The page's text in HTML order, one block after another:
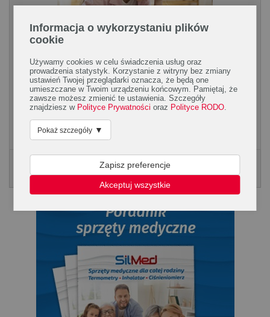
Początki alergii u dzieci
Rodzice często lekceważą pierwsze objawy alergii u
najmłodszych dzieci. Gdy na ich policzkach pojawiają się
zaczerwienienia, grudkowe zmiany, może oznaczać, że...
Poradnik Silmed
Informacja o wykorzystaniu plików
cookie
Używamy cookies w celu świadczenia usług oraz
prowadzenia statystyk. Korzystanie z witryny bez zmiany
ustawień Twojej przeglądarki oznacza, że będą one
umieszczane w Twoim urządzeniu końcowym. Pamiętaj, że
zawsze możesz zmienić te ustawienia. Szczegóły
znajdziesz w Polityce Prywatności oraz Polityce RODO.
Pokaż szczegóły ▼
Zapisz preferencje
Akceptuj wszystkie